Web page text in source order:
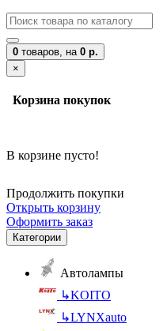
0 товаров, на 0 р.
×
Корзина покупок
В корзине пусто!
Продолжить покупки
Открыть корзину
Оформить заказ
Категории
Автолампы
↳KOITO
↳LYNXauto